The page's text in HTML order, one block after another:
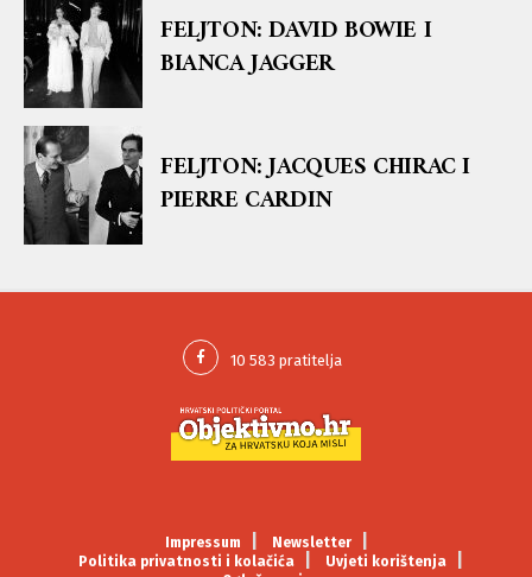
FELJTON: DAVID BOWIE I
BIANCA JAGGER
FELJTON: JACQUES CHIRAC I
PIERRE CARDIN
Impressum
Newsletter
Politika privatnosti i kolačića
Uvjeti korištenja